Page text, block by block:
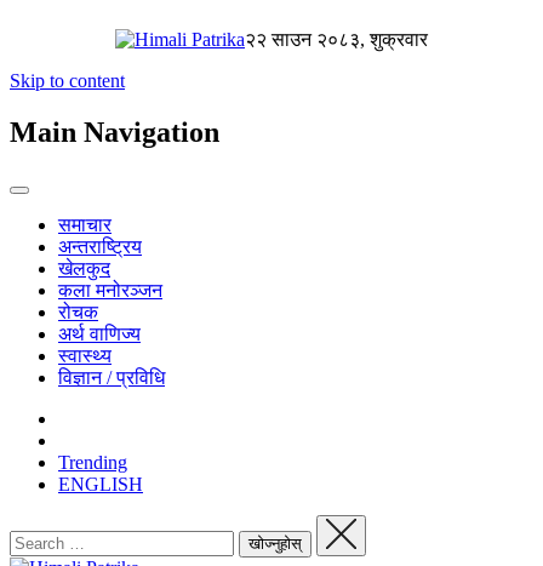
२२ साउन २०८३, शुक्रवार
Skip to content
Main Navigation
समाचार
अन्तराष्ट्रिय
खेलकुद
कला मनोरञ्जन
रोचक
अर्थ वाणिज्य
स्वास्थ्य
विज्ञान / प्रविधि
Trending
ENGLISH